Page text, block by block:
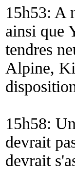
15h53: A
ainsi que
tendres
Alpine,
15h58:
devrait
devrait